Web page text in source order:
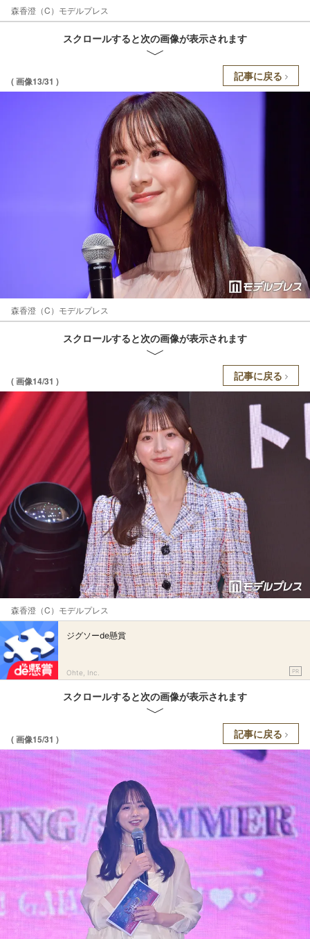
森香澄（C）モデルプレス
スクロールすると次の画像が表示されます
( 画像13/31 ) 記事に戻る
森香澄（C）モデルプレス
スクロールすると次の画像が表示されます
( 画像14/31 ) 記事に戻る
森香澄（C）モデルプレス
ジグソーde懸賞
Ohte, Inc. PR
スクロールすると次の画像が表示されます
( 画像15/31 ) 記事に戻る